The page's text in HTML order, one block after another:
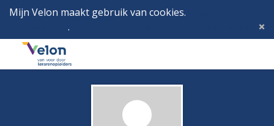
Mijn Velon maakt gebruik van cookies.
.
Menu